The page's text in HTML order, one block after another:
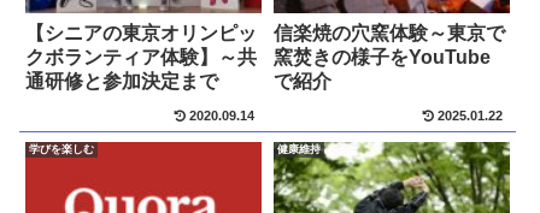
【シニアの東京オリンピッ
クボランティア体験】～共
通研修と参加決定まで
2020.09.14
信楽焼の穴窯体験～東京で
窯焚きの様子をYouTube
で紹介
2025.01.22
学びを楽しむ 健康維持